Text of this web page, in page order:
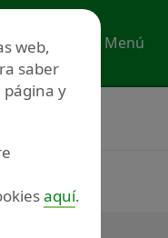
Menú
web,
saber
y
aquí.